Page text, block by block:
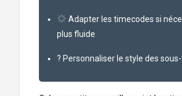
Adapter les timecodes si
plus fluide
? Personnaliser le style des